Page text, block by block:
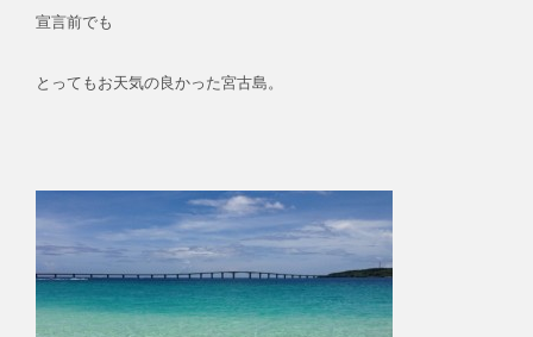
宣言前でも
とってもお天気の良かった宮古島。